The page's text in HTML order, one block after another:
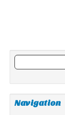
Navigation